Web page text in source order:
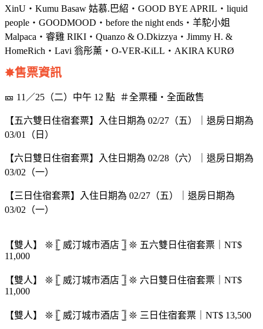
XinU・Kumu Basaw 姑慕.巴紹・GOOD BYE APRIL・liquid
people・GOODMOOD・before the night ends・羊駝小姐
Malpaca・睿雞 RIKI・Quanzo & O.Dkizzya・Jimmy H. &
HomeRich・Lavi 翁彤薰・O-VER-KiLL・AKIRA KURØ
✸售票資訊
🎫 11／25（二）中午 12 點 ＃全票種・全面啟售
【五六雙日住宿套票】入住日期為 02/27（五）｜退房日期為
03/01（日）
【六日雙日住宿套票】入住日期為 02/28（六）｜退房日期為
03/02（一）
【三日住宿套票】入住日期為 02/27（五）｜退房日期為
03/02（一）
【雙人】 𖤓 𓊈 威汀城市酒店 𓊉 𖤓 五六雙日住宿套票｜NT$
11,000
【雙人】 𖤓 𓊈 威汀城市酒店 𓊉 𖤓 六日雙日住宿套票｜NT$
11,000
【雙人】 𖤓 𓊈 威汀城市酒店 𓊉 𖤓 三日住宿套票｜NT$ 13,500